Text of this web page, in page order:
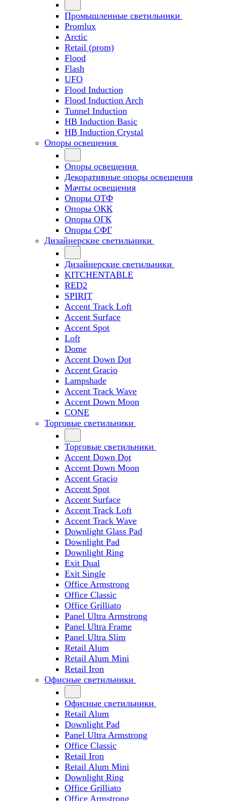
Промышленные светильники
Promlux
Arctic
Retail (prom)
Flood
Flash
UFO
Flood Induction
Flood Induction Arch
Tunnel Induction
HB Induction Basic
HB Induction Crystal
Опоры освещения
Опоры освещения
Декоративные опоры освещения
Мачты освещения
Опоры ОТФ
Опоры ОКК
Опоры ОГК
Опоры СФГ
Дизайнерские светильники
Дизайнерские светильники
KITCHENTABLE
RED2
SPIRIT
Accent Track Loft
Accent Surface
Accent Spot
Loft
Dome
Accent Down Dot
Accent Gracio
Lampshade
Accent Track Wave
Accent Down Moon
CONE
Торговые светильники
Торговые светильники
Accent Down Dot
Accent Down Moon
Accent Gracio
Accent Spot
Accent Surface
Accent Track Loft
Accent Track Wave
Downlight Glass Pad
Downlight Pad
Downlight Ring
Exit Dual
Exit Single
Office Armstrong
Office Classic
Office Grilliato
Panel Ultra Armstrong
Panel Ultra Frame
Panel Ultra Slim
Retail Alum
Retail Alum Mini
Retail Iron
Офисные светильники
Офисные светильники
Retail Alum
Downlight Pad
Panel Ultra Armstrong
Office Classic
Retail Iron
Retail Alum Mini
Downlight Ring
Office Grilliato
Office Armstrong